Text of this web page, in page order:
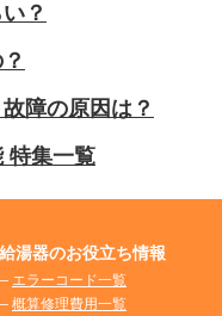
？
障の原因は？
特集一覧
給湯器のお役立ち情報
エラーコード一覧
概算修理費用一覧